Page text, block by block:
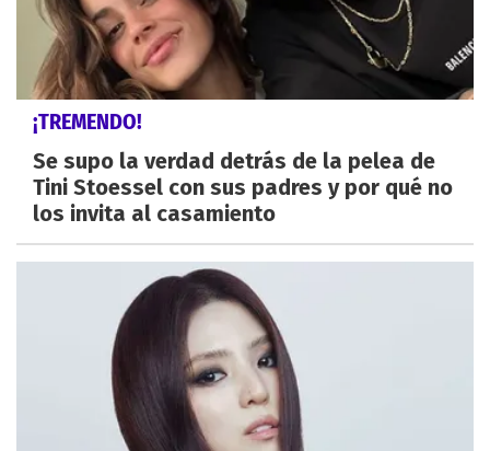
¡TREMENDO!
Se supo la verdad detrás de la pelea de
Tini Stoessel con sus padres y por qué no
los invita al casamiento